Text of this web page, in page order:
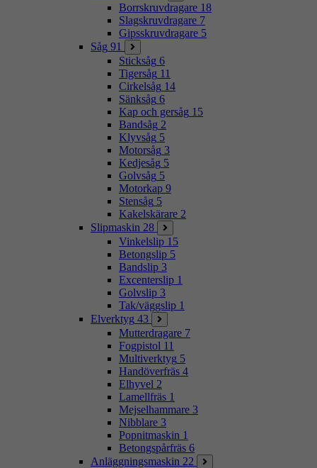
Borrskruvdragare 18
Slagskruvdragare 7
Gipsskruvdragare 5
Såg 91
Sticksåg 6
Tigersåg 11
Cirkelsåg 14
Sänksåg 6
Kap och gersåg 15
Bandsåg 2
Klyvsåg 5
Motorsåg 3
Kedjesåg 5
Golvsåg 5
Motorkap 9
Stensåg 5
Kakelskärare 2
Slipmaskin 28
Vinkelslip 15
Betongslip 5
Bandslip 3
Excenterslip 1
Golvslip 3
Tak/väggslip 1
Elverktyg 43
Mutterdragare 7
Fogpistol 11
Multiverktyg 5
Handöverfräs 4
Elhyvel 2
Lamellfräs 1
Mejselhammare 3
Nibblare 3
Popnitmaskin 1
Betongspårfräs 6
Anläggningsmaskin 22